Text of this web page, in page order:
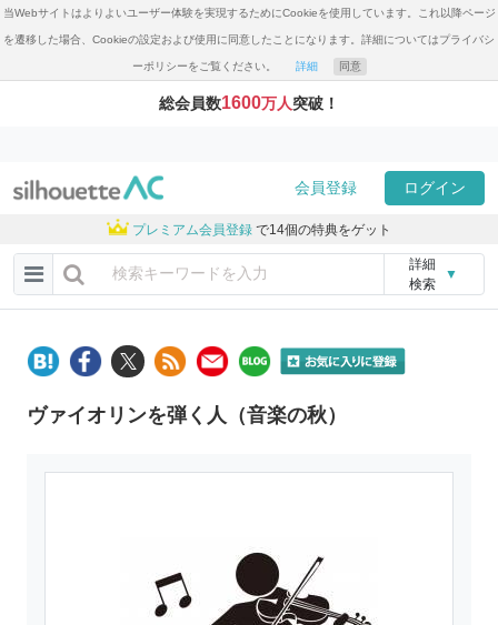
当Webサイトはよりよいユーザー体験を実現するためにCookieを使用しています。これ以降ページ
を遷移した場合、Cookieの設定および使用に同意したことになります。詳細についてはプライバシ
ーポリシーをご覧ください。 詳細 同意
総会員数1600万人突破！
会員登録 ログイン
プレミアム会員登録 で14個の特典をゲット
詳細
検索
▼
ヴァイオリンを弾く人（音楽の秋）